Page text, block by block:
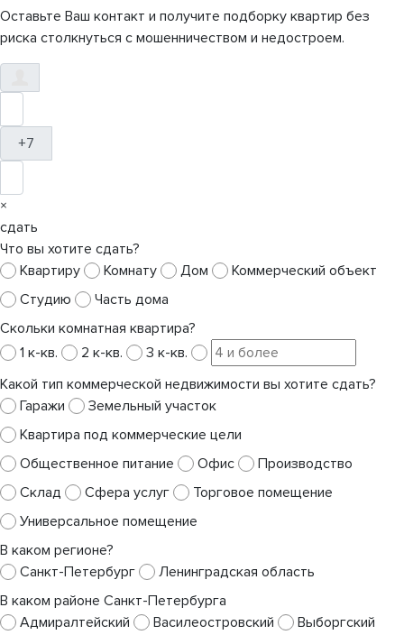
Оставьте Ваш контакт и получите подборку квартир без
риска столкнуться с мошенничеством и недостроем.
+7
×
сдать
Что вы хотите сдать?
Квартиру
Комнату Дом
Коммерческий объект
Студию
Часть дома
Скольки комнатная квартира?
1 к-кв.
2 к-кв.
3 к-кв.
Какой тип коммерческой недвижимости вы хотите сдать?
Гаражи
Земельный участок
Квартира под коммерческие цели
Общественное питание
Офис
Производство
Склад
Сфера услуг
Торговое помещение
Универсальное помещение
В каком регионе?
Санкт-Петербург
Ленинградская область
В каком районе Санкт-Петербурга
Адмиралтейский
Василеостровский Выборгский